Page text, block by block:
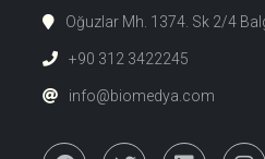
Oğuzlar Mh. 1374. Sk 2/4
+90 312 3422245
info@biomedya.com